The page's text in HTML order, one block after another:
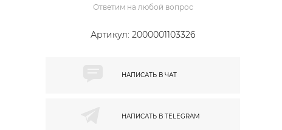
Ответим на любой вопрос
Артикул:2000001103326
НАПИСАТЬ В ЧАТ
НАПИСАТЬ В TELEGRAM